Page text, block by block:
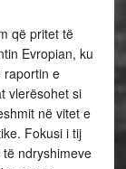
që pritet të
Evropian, ku
raportin e
vlerësohet si
në vitet e
Fokusi i tij
ndryshimeve